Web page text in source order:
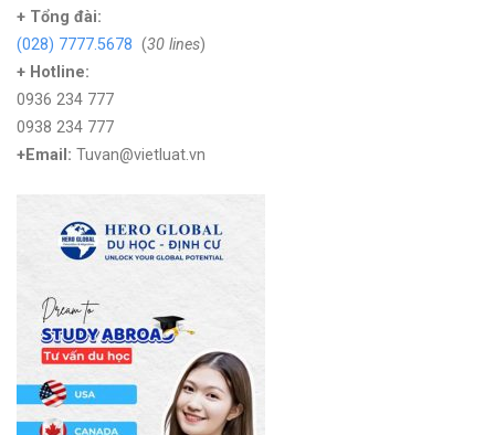
+ Tổng đài:
(028) 7777.5678 (30 lines)
+ Hotline:
0936 234 777
0938 234 777
+Email: Tuvan@vietluat.vn